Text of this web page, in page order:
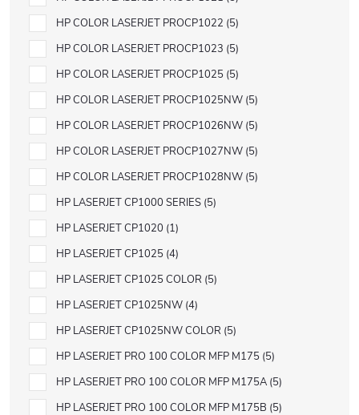
HP COLOR LASERJET PROCP1022 5
HP COLOR LASERJET PROCP1023 5
HP COLOR LASERJET PROCP1025 5
HP COLOR LASERJET PROCP1025NW 5
HP COLOR LASERJET PROCP1026NW 5
HP COLOR LASERJET PROCP1027NW 5
HP COLOR LASERJET PROCP1028NW 5
HP LASERJET CP1000 SERIES 5
HP LASERJET CP1020 1
HP LASERJET CP1025 4
HP LASERJET CP1025 COLOR 5
HP LASERJET CP1025NW 4
HP LASERJET CP1025NW COLOR 5
HP LASERJET PRO 100 COLOR MFP M175 5
HP LASERJET PRO 100 COLOR MFP M175A 5
HP LASERJET PRO 100 COLOR MFP M175B 5